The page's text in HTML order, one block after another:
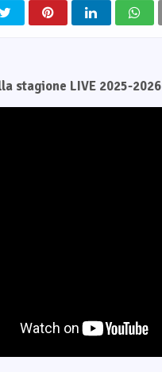
stagione LIVE 2025-2026